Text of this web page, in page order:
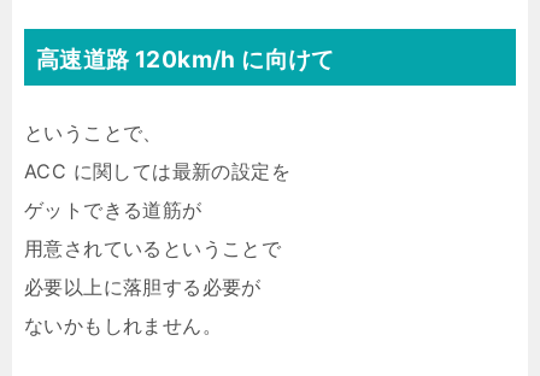
高速道路 120km/h に向けて
ということで、
ACC に関しては最新の設定を
ゲットできる道筋が
用意されているということで
必要以上に落胆する必要が
ないかもしれません。